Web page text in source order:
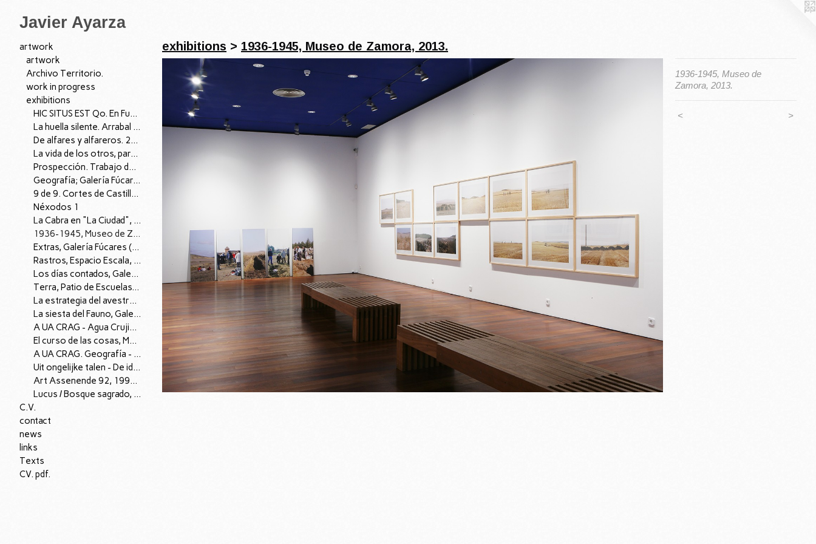
Javier Ayarza
artwork
artwork
Archivo Territorio.
work in progress
exhibitions
HIC SITUS EST Qo. En Fuera de lugar, Las Francesas. Valladolid, 2023.
La huella silente. Arrabal de Portillo (Valladolid). 2022.
De alfares y alfareros. 2021
La vida de los otros, para Memoria, espacio íntimo. 2019
Prospección. Trabajo de Campo. 2019 CAREX (Atapuerca, Burgos)
Geografía; Galería Fúcares
9 de 9. Cortes de Castilla y León, Valladolid. 2018
Néxodos 1
La Cabra en "La Ciudad", Museo de Palencia, 2016. (colectiva)
1936-1945, Museo de Zamora, 2013.
Extras, Galería Fúcares (Madrid), 2011.
Rastros, Espacio Escala, Sevilla, 2010. (colectiva)
Los días contados, Galería Fúcares (Almagro), 2009.
Terra, Patio de Escuelas, Centro de Fotografía de la Universidad de Salamanca, 2008
La estrategia del avestruz, Cielo de Salamanca, Centro de Fotografía de la Universidad de Salamanca, 2008
La siesta del Fauno, Galería Trazos Tres, Santander, 2006.
A UA CRAG - Agua Crujiente, Museo Patio Herreriano, Valladolid, 2005 (A Ua Crag)
El curso de las cosas, Museo de Salamanca, 1998
A UA CRAG. Geografía - métodos. 1994. (Exposición itinerante de A Ua Crag por Castilla y León)
Uit ongelijke talen - De idiomas desiguales, Fundación Kunst & Complex, Rotterdam, 1993. (proyecto de A Ua Crag y Kunst & Complex)
Art Assenende 92, 1992 (proyecto con A Ua Crag, Assenende, Bélgica)
Lucus / Bosque sagrado, Espacio A Ua Crag, Aranda de Duero (Burgos), 1990
C.V.
contact
news
links
Texts
CV. pdf.
exhibitions > 1936-1945, Museo de Zamora, 2013.
1936-1945, Museo de
Zamora, 2013.
< >